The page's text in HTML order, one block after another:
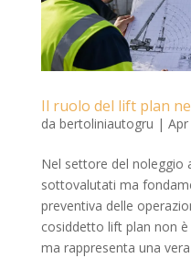
Il ruolo del lift plan
da bertoliniautogru |
Nel settore del noleggio
sottovalutati ma
preventiva delle
cosiddetto lift plan non
ma rappresenta una